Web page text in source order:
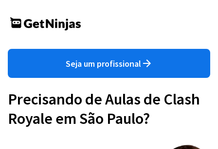
Seja um profissional
Precisando de Aulas de Clash
Royale em São Paulo?